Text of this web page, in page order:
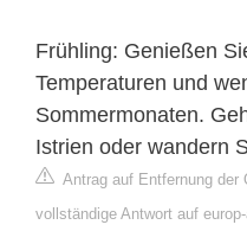
Frühling: Genießen
Temperaturen und
Sommermonaten.
Istrien oder wandern
Antrag auf Entfernung der
vollständige Antwort auf